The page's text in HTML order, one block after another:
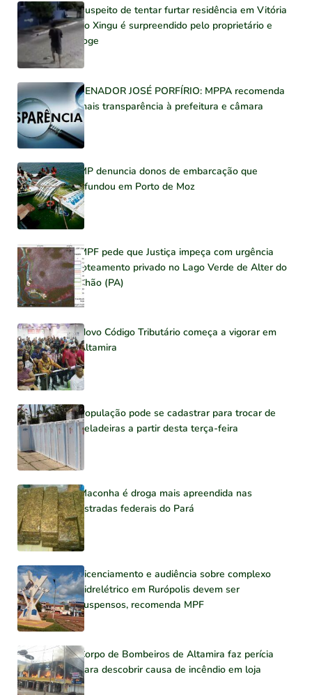
Suspeito de tentar furtar residência em Vitória
do Xingu é surpreendido pelo proprietário e
foge
SENADOR JOSÉ PORFÍRIO: MPPA recomenda
mais transparência à prefeitura e câmara
MP denuncia donos de embarcação que
afundou em Porto de Moz
MPF pede que Justiça impeça com urgência
loteamento privado no Lago Verde de Alter do
Chão (PA)
Novo Código Tributário começa a vigorar em
Altamira
População pode se cadastrar para trocar de
geladeiras a partir desta terça-feira
Maconha é droga mais apreendida nas
estradas federais do Pará
Licenciamento e audiência sobre complexo
hidrelétrico em Rurópolis devem ser
suspensos, recomenda MPF
Corpo de Bombeiros de Altamira faz perícia
para descobrir causa de incêndio em loja